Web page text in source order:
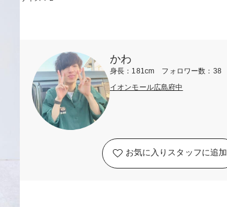
かわ
身長：181cm フォロワー数：38
イオンモール広島府中
お気に入りスタッフに追加